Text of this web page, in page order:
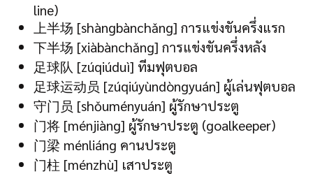
line)
上半场 [shàngbànchǎng] การแข่งขันครึ่งแรก
下半场 [xiàbànchǎng] การแข่งขันครึ่งหลัง
足球队 [zúqiúduì] ทีมฟุตบอล
足球运动员 [zúqiúyùndòngyuán] ผู้เล่นฟุตบอล
守门员 [shǒuményuán] ผู้รักษาประตู
门将 [ménjiàng] ผู้รักษาประตู (goalkeeper)
门梁 ménliáng คานประตู
门柱 [ménzhù] เสาประตู